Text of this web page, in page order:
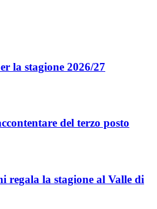
la stagione 2026/27
del terzo posto
regala la stagione al Valle di